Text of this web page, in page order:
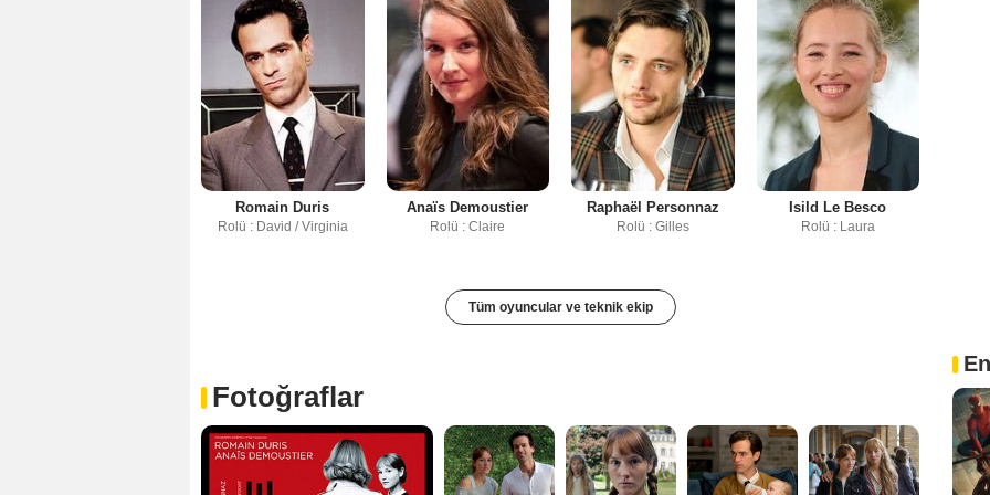
Romain Duris
Rolü : David / Virginia
Anaïs Demoustier
Rolü : Claire
Raphaël Personnaz
Rolü : Gilles
Isild Le Besco
Rolü : Laura
Tüm oyuncular ve teknik ekip
Fotoğraflar